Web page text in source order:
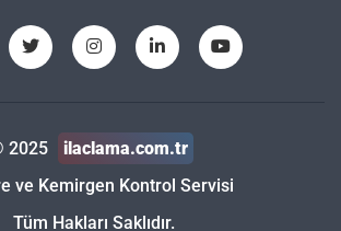
2025
ilaclama.com.tr
ve Kemirgen Kontrol Servisi
Tüm Hakları Saklıdır.